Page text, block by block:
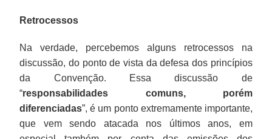
Retrocessos
Na verdade, percebemos alguns retrocessos na
discussão, do ponto de vista da defesa dos princípios
da Convenção. Essa discussão de
“responsabilidades comuns, porém
diferenciadas”, é um ponto extremamente importante,
que vem sendo atacada nos últimos anos, em